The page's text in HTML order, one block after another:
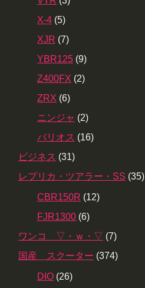
X-4 (5)
XJR (7)
YBR125 (9)
Z400FX (2)
ZRX (6)
ニンジャ (2)
バリオス (16)
ビジネス (31)
レプリカ・ツアラー・SS (35)
CBR150R (12)
FJR1300 (6)
ワンコ ▽・ｗ・▽ (7)
国産 スクーター (374)
DIO (26)